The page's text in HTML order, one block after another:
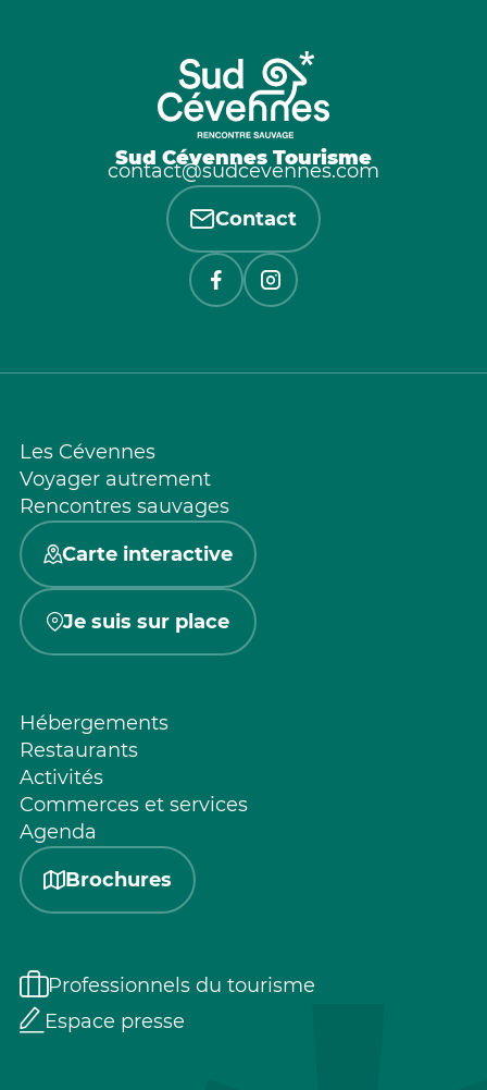
Sud Cévennes Tourisme
contact@sudcevennes.com
Contact
Les Cévennes
Voyager autrement
Rencontres sauvages
Carte interactive
Je suis sur place
Hébergements
Restaurants
Activités
Commerces et services
Agenda
Brochures
Professionnels du tourisme
Espace presse